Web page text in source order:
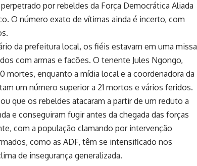
por rebeldes da Força Democrática Aliada
O número exato de vítimas ainda é incerto, com
da prefeitura local, os fiéis estavam em uma missa
com armas e facões. O tenente Jules Ngongo,
enquanto a mídia local e a coordenadora da
um número superior a 21 mortos e vários feridos.
que os rebeldes atacaram a partir de um reduto a
e conseguiram fugir antes da chegada das forças
com a população clamando por intervenção
como as ADF, têm se intensificado nos
de insegurança generalizada.